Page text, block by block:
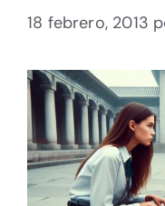
18 febrero, 2013